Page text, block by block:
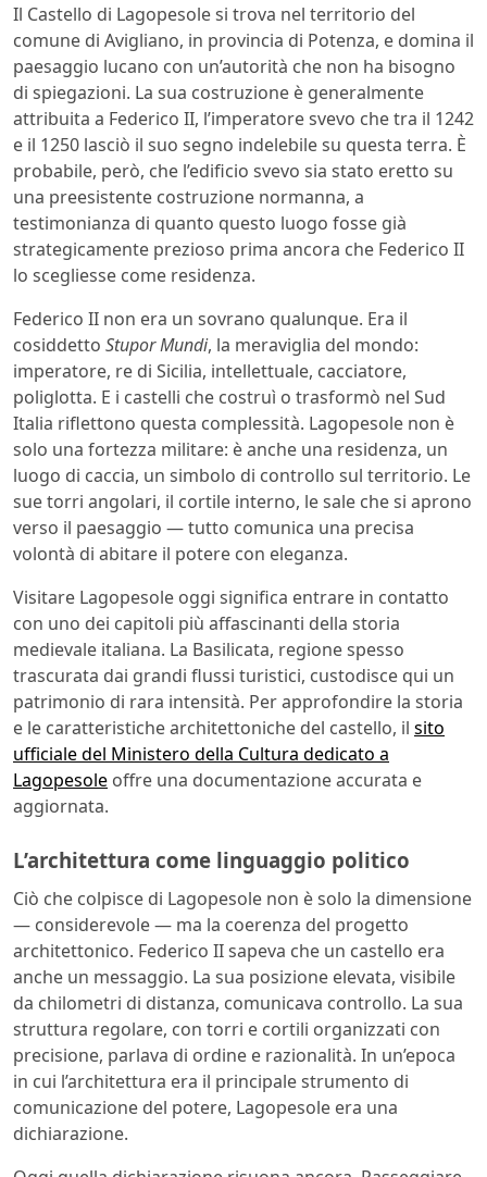
Il Castello di Lagopesole si trova nel territorio del
comune di Avigliano, in provincia di Potenza, e domina il
paesaggio lucano con un’autorità che non ha bisogno
di spiegazioni. La sua costruzione è generalmente
attribuita a Federico II, l’imperatore svevo che tra il 1242
e il 1250 lasciò il suo segno indelebile su questa terra. È
probabile, però, che l’edificio svevo sia stato eretto su
una preesistente costruzione normanna, a
testimonianza di quanto questo luogo fosse già
strategicamente prezioso prima ancora che Federico II
lo scegliesse come residenza.
Federico II non era un sovrano qualunque. Era il
cosiddetto Stupor Mundi, la meraviglia del mondo:
imperatore, re di Sicilia, intellettuale, cacciatore,
poliglotta. E i castelli che costruì o trasformò nel Sud
Italia riflettono questa complessità. Lagopesole non è
solo una fortezza militare: è anche una residenza, un
luogo di caccia, un simbolo di controllo sul territorio. Le
sue torri angolari, il cortile interno, le sale che si aprono
verso il paesaggio — tutto comunica una precisa
volontà di abitare il potere con eleganza.
Visitare Lagopesole oggi significa entrare in contatto
con uno dei capitoli più affascinanti della storia
medievale italiana. La Basilicata, regione spesso
trascurata dai grandi flussi turistici, custodisce qui un
patrimonio di rara intensità. Per approfondire la storia
e le caratteristiche architettoniche del castello, il sito
ufficiale del Ministero della Cultura dedicato a
Lagopesole offre una documentazione accurata e
aggiornata.
L’architettura come linguaggio politico
Ciò che colpisce di Lagopesole non è solo la dimensione
— considerevole — ma la coerenza del progetto
architettonico. Federico II sapeva che un castello era
anche un messaggio. La sua posizione elevata, visibile
da chilometri di distanza, comunicava controllo. La sua
struttura regolare, con torri e cortili organizzati con
precisione, parlava di ordine e razionalità. In un’epoca
in cui l’architettura era il principale strumento di
comunicazione del potere, Lagopesole era una
dichiarazione.